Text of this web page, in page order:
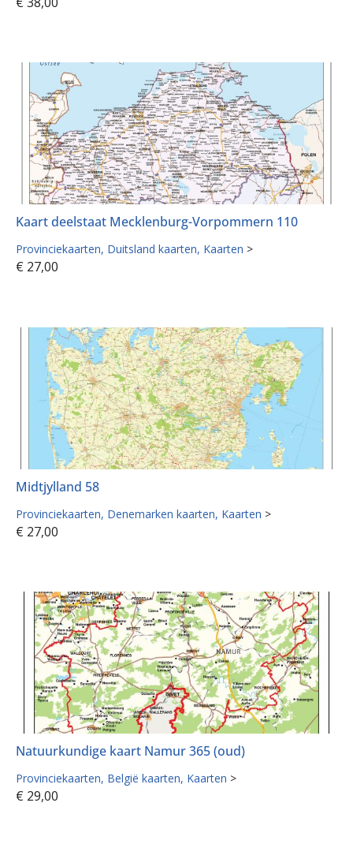
Kaart deelstaat Mecklenburg-Vorpommern 110
Provinciekaarten Duitsland kaarten Kaarten >
€ 27,00
Midtjylland 58
Provinciekaarten Denemarken kaarten Kaarten >
€ 27,00
Natuurkundige kaart Namur 365 (oud)
Provinciekaarten België kaarten Kaarten >
€ 29,00